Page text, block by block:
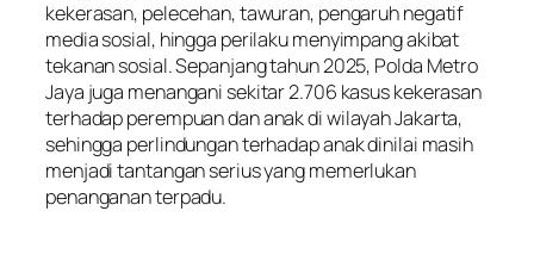
kekerasan, pelecehan, tawuran, pengaruh negatif
media sosial, hingga perilaku menyimpang akibat
tekanan sosial. Sepanjang tahun 2025, Polda Metro
Jaya juga menangani sekitar 2.706 kasus kekerasan
terhadap perempuan dan anak di wilayah Jakarta,
sehingga perlindungan terhadap anak dinilai masih
menjadi tantangan serius yang memerlukan
penanganan terpadu.